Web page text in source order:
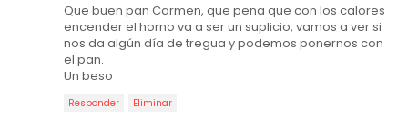
Que buen pan Carmen, que pena que con los calores
encender el horno va a ser un suplicio, vamos a ver si
nos da algún día de tregua y podemos ponernos con
el pan.
Un beso
Responder Eliminar